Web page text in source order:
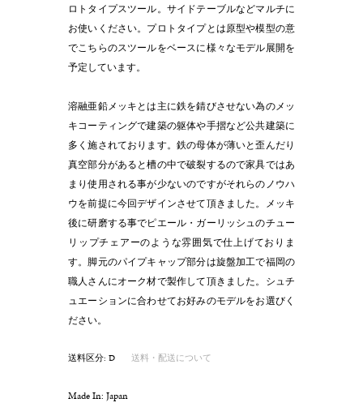
ロトタイプスツール。サイドテーブルなどマルチに
お使いください。プロトタイプとは原型や模型の意
でこちらのスツールをベースに様々なモデル展開を
予定しています。
溶融亜鉛メッキとは主に鉄を錆びさせない為のメッ
キコーティングで建築の躯体や手摺など公共建築に
多く施されております。鉄の母体が薄いと歪んだり
真空部分があると槽の中で破裂するので家具ではあ
まり使用される事が少ないのですがそれらのノウハ
ウを前提に今回デザインさせて頂きました。メッキ
後に研磨する事でピエール・ガーリッシュのチュー
リップチェアーのような雰囲気で仕上げておりま
す。脚元のパイプキャップ部分は旋盤加工で福岡の
職人さんにオーク材で製作して頂きました。シュチ
ュエーションに合わせてお好みのモデルをお選びく
ださい。
送料区分: D 送料・配送について
Made In: Japan